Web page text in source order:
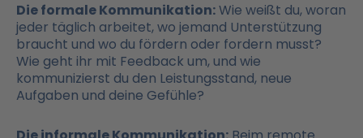
Die formale Kommunikation:Wie weißt du, woran
jeder täglich arbeitet, wo jemand Unterstützung
braucht und wo du fördern oder fordern musst?
Wie geht ihr mit Feedback um, und wie
kommunizierst du den Leistungsstand, neue
Aufgaben und deine Gefühle?